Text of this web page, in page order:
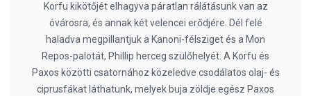
Korfu kikötőjét elhagyva páratlan rálátásunk van az
óvárosra, és annak két velencei erődjére. Dél felé
haladva megpillantjuk a Kanoni-félsziget és a Mon
Repos-palotát, Phillip herceg szülőhelyét. A Korfu és
Paxos közötti csatornához közeledve csodálatos olaj- és
ciprusfákat láthatunk, melyek buja zöldje egész Paxos